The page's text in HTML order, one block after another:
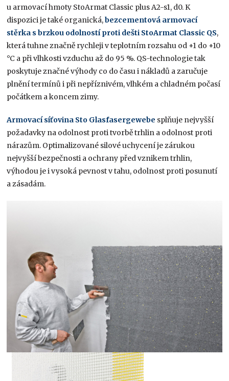
u armovací hmoty StoArmat Classic plus A2-s1, d0. K
dispozici je také organická,bezcementová armovací
stěrka s brzkou odolností proti dešti StoArmat Classic QS,
která tuhne značně rychleji v teplotním rozsahu od +1 do +10
°C a při vlhkosti vzduchu až do 95 %. QS-technologie tak
poskytuje značné výhody co do času i nákladů a zaručuje
plnění termínů i při nepříznivém, vlhkém a chladném počasí
počátkem a koncem zimy.
Armovací síťovina Sto Glasfasergewebe splňuje nejvyšší
požadavky na odolnost proti tvorbě trhlin a odolnost proti
nárazům. Optimalizované silové uchycení je zárukou
nejvyšší bezpečnosti a ochrany před vznikem trhlin,
výhodou je i vysoká pevnost v tahu, odolnost proti posunutí
a zásadám.